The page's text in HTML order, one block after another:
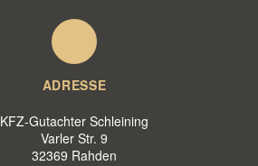
ADRESSE
KFZ-Gutachter Schleining
Varler Str. 9
32369 Rahden